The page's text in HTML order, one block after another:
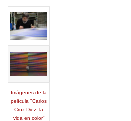
Imágenes de la
película "Carlos
Cruz Diez, la
vida en color"